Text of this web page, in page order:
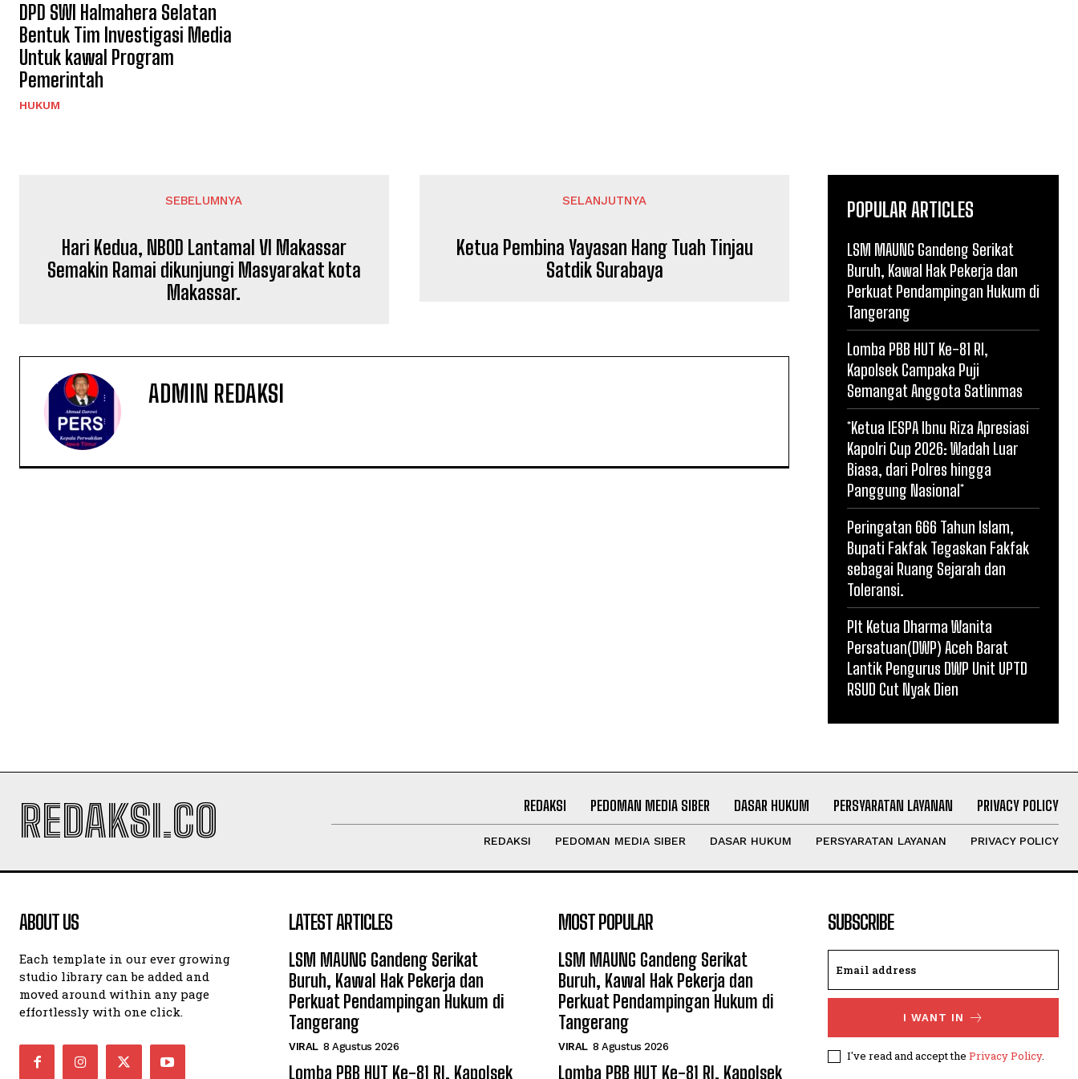
DPD SWI Halmahera Selatan
Bentuk Tim Investigasi Media
Untuk kawal Program
Pemerintah
HUKUM
SEBELUMNYA
Hari Kedua, NBOD Lantamal VI Makassar
Semakin Ramai dikunjungi Masyarakat kota
Makassar.
SELANJUTNYA
Ketua Pembina Yayasan Hang Tuah Tinjau
Satdik Surabaya
ADMIN REDAKSI
POPULAR ARTICLES
LSM MAUNG Gandeng Serikat
Buruh, Kawal Hak Pekerja dan
Perkuat Pendampingan Hukum di
Tangerang
Lomba PBB HUT Ke-81 RI,
Kapolsek Campaka Puji
Semangat Anggota Satlinmas
*Ketua IESPA Ibnu Riza Apresiasi
Kapolri Cup 2026: Wadah Luar
Biasa, dari Polres hingga
Panggung Nasional*
Peringatan 666 Tahun Islam,
Bupati Fakfak Tegaskan Fakfak
sebagai Ruang Sejarah dan
Toleransi.
Plt Ketua Dharma Wanita
Persatuan(DWP) Aceh Barat
Lantik Pengurus DWP Unit UPTD
RSUD Cut Nyak Dien
REDAKSI.CO REDAKSI PEDOMAN MEDIA SIBER DASAR HUKUM PERSYARATAN LAYANAN PRIVACY POLICY
REDAKSI PEDOMAN MEDIA SIBER DASAR HUKUM PERSYARATAN LAYANAN PRIVACY POLICY
ABOUT US
Each template in our ever growing
studio library can be added and
moved around within any page
effortlessly with one click.
LATEST ARTICLES
LSM MAUNG Gandeng Serikat
Buruh, Kawal Hak Pekerja dan
Perkuat Pendampingan Hukum di
Tangerang
VIRAL 8 Agustus 2026
Lomba PBB HUT Ke-81 RI, Kapolsek
MOST POPULAR
LSM MAUNG Gandeng Serikat
Buruh, Kawal Hak Pekerja dan
Perkuat Pendampingan Hukum di
Tangerang
VIRAL 8 Agustus 2026
Lomba PBB HUT Ke-81 RI, Kapolsek
SUBSCRIBE
I WANT IN
I've read and accept the Privacy Policy.